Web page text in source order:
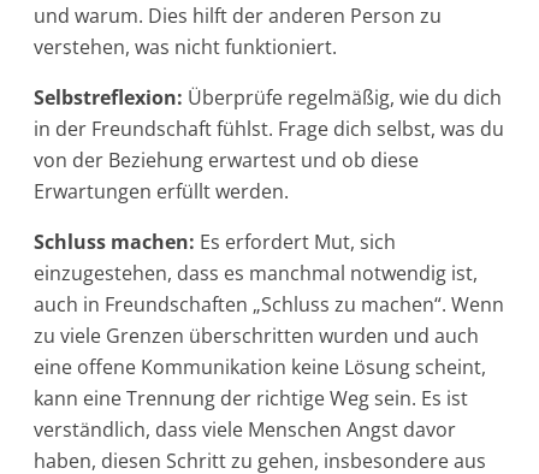
und warum. Dies hilft der anderen Person zu
verstehen, was nicht funktioniert.
Selbstreflexion: Überprüfe regelmäßig, wie du dich
in der Freundschaft fühlst. Frage dich selbst, was du
von der Beziehung erwartest und ob diese
Erwartungen erfüllt werden.
Schluss machen: Es erfordert Mut, sich
einzugestehen, dass es manchmal notwendig ist,
auch in Freundschaften „Schluss zu machen“. Wenn
zu viele Grenzen überschritten wurden und auch
eine offene Kommunikation keine Lösung scheint,
kann eine Trennung der richtige Weg sein. Es ist
verständlich, dass viele Menschen Angst davor
haben, diesen Schritt zu gehen, insbesondere aus